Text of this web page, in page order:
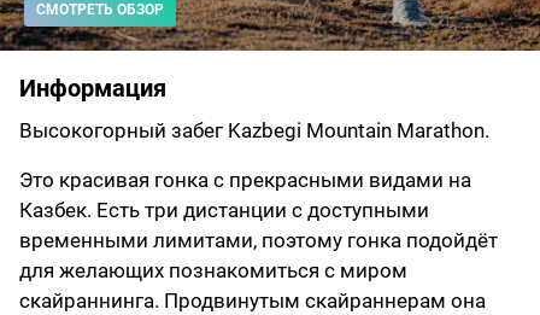
СМОТРЕТЬ ОБЗОР
Информация
Высокогорный забег Kazbegi Mountain Marathon.
Это красивая гонка с прекрасными видами на
Казбек. Есть три дистанции с доступными
временными лимитами, поэтому гонка подойдёт
для желающих познакомиться с миром
скайраннинга. Продвинутым скайраннерам она